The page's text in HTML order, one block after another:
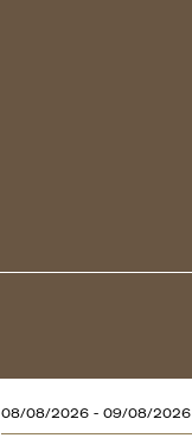
08/08/2026 - 09/08/2026